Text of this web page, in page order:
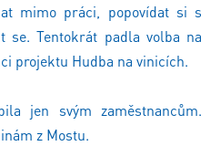
mimo práci, popovídat si s
se. Tentokrát padla volba na
projektu Hudba na vinicích.
jen svým zaměstnancům.
z Mostu.